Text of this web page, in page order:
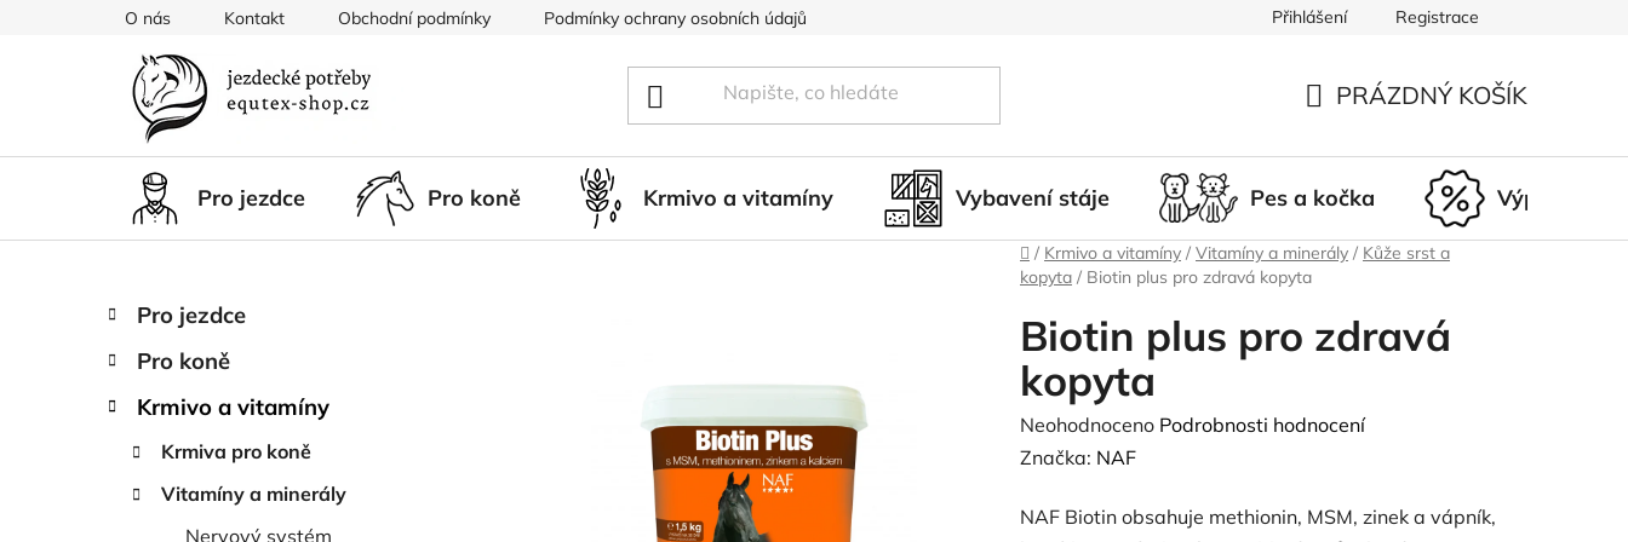
O nás Kontakt Obchodní podmínky Podmínky ochrany osobních údajů Doprava a platba Nepřevzetí zásilky
Přihlášení Registrace
KOŠÍK
PRÁZDNÝ KOŠÍK
Pro jezdce Pro koně Krmivo a vitamíny Vybavení stáje Pes a kočka Výprodej
Domů
/ Krmivo a vitamíny / Vitamíny a minerály / Kůže srst a
kopyta / Biotin plus pro zdravá kopyta
P
s
t
Přeskočit
kategorie
K
a
g
Pro jezdce
Pro koně
Krmivo a vitamíny
Krmiva pro koně
Vitamíny a minerály
Nervový systém
Biotin plus pro zdravá
kopyta
Průměrné
hodnocení
je
Neohodnoceno Podrobnosti hodnocení
Značka: NAF
NAF Biotin obsahuje methionin, MSM, zinek a vápník,